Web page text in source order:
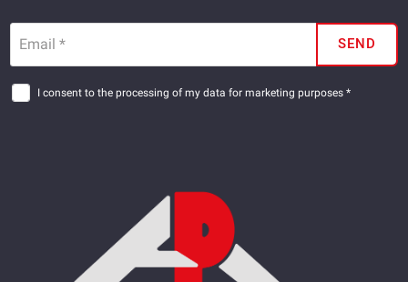
Email * SEND
I consent to the processing of my data for marketing purposes *